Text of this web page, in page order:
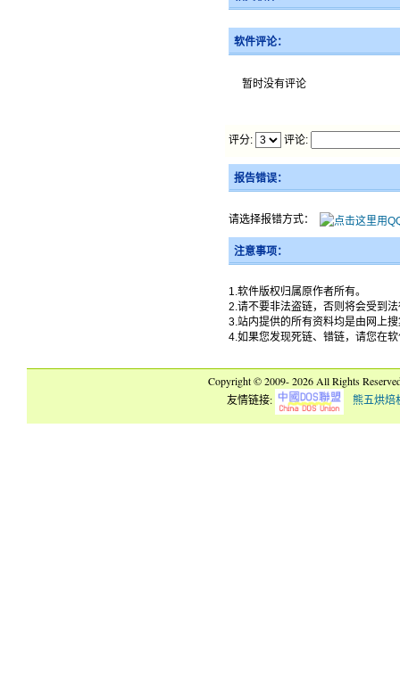
软件评论：
暂时没有评论
评分: 评论:
报告错误：
请选择报错方式：
注意事项：
1.软件版权归属原作者所有。
2.请不要非法盗链，否则将会受到
3.站内提供的所有资料均是由网上
4.如果您发现死链、错链，请您在
Copyright © 2009-2026 All Rights
友情链接:
熊五烘焙